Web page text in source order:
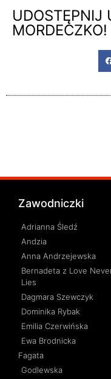
UDOSTĘPNIJ
MORDECZKO!
Zawodniczki
Adrianna Śledź
Andzia
Anna Andrzejewska
Bernadeta z Love
Lies
Dagmara Szewczyk
Dominika Rybak
Emilia Czerwińska
Ewa Brodnicka
Fagata
Godlewska